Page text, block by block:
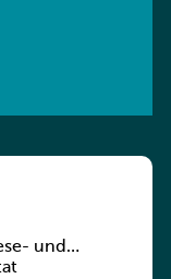
und